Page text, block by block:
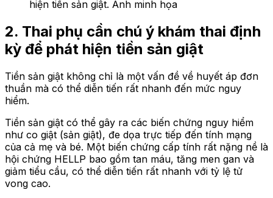
hiện tiền sản giật. Ảnh minh họa
2. Thai phụ cần chú ý khám thai định
kỳ để phát hiện tiền sản giật
Tiền sản giật không chỉ là một vấn đề về huyết áp đơn
thuần mà có thể diễn tiến rất nhanh đến mức nguy
hiểm.
Tiền sản giật có thể gây ra các biến chứng nguy hiểm
như co giật (sản giật), đe dọa trực tiếp đến tính mạng
của cả mẹ và bé. Một biến chứng cấp tính rất nặng nề là
hội chứng HELLP bao gồm tan máu, tăng men gan và
giảm tiểu cầu, có thể diễn tiến rất nhanh với tỷ lệ tử
vong cao.